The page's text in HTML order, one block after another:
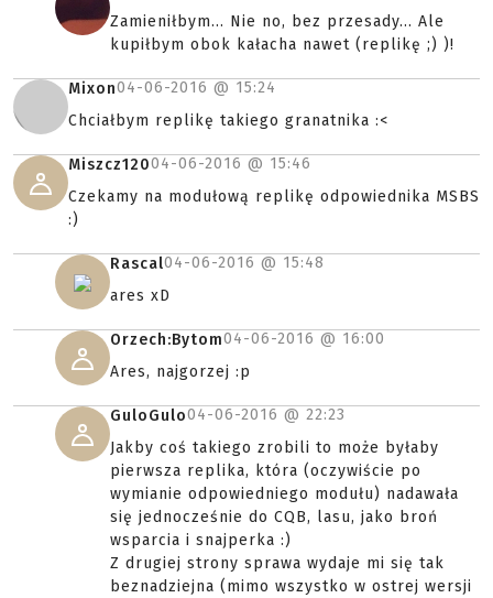
Zamieniłbym... Nie no, bez przesady... Ale
kupiłbym obok kałacha nawet (replikę ;) )!
Mixon04-06-2016 @ 15:24
Chciałbym replikę takiego granatnika :<
Miszcz12004-06-2016 @ 15:46
Czekamy na modułową replikę odpowiednika MSBS
:)
Rascal04-06-2016 @ 15:48
ares xD
Orzech:Bytom04-06-2016 @ 16:00
Ares, najgorzej :p
GuloGulo04-06-2016 @ 22:23
Jakby coś takiego zrobili to może byłaby
pierwsza replika, która (oczywiście po
wymianie odpowiedniego modułu) nadawała
się jednocześnie do CQB, lasu, jako broń
wsparcia i snajperka :)
Z drugiej strony sprawa wydaje mi się tak
beznadziejna (mimo wszystko w ostrej wersji